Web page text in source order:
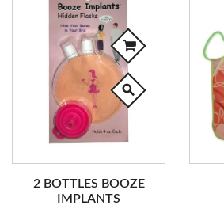
search
2 BOTTLES BOOZE
IMPLANTS